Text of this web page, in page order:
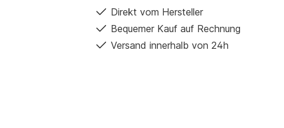
Direkt vom Hersteller
Bequemer Kauf auf Rechnung
Versand innerhalb von 24h